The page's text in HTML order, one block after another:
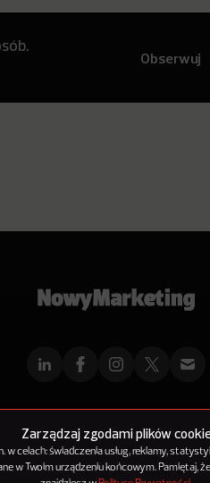
Zarządzaj zgodami plików
celach: świadczenia usług, reklamy,
w Twoim urządzeniu końcowym. Pamiętaj,
Obserwuj
ReklamaKontaktPolityka Prywatności